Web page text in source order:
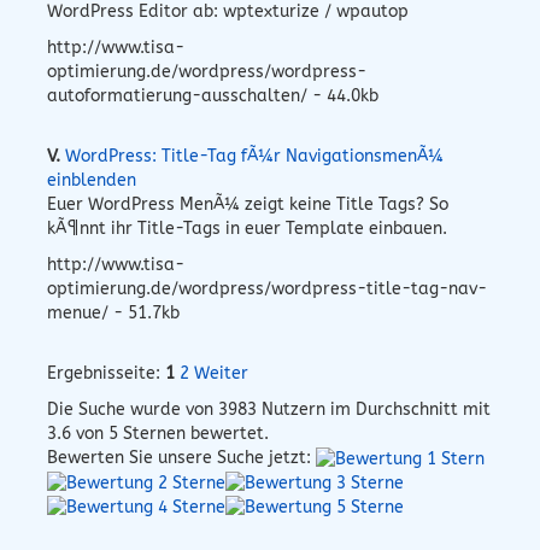
WordPress Editor ab: wptexturize / wpautop
http://www.tisa-
optimierung.de/wordpress/wordpress-
autoformatierung-ausschalten/ - 44.0kb
V. WordPress: Title-Tag fÃ¼r NavigationsmenÃ¼
einblenden
Euer WordPress MenÃ¼ zeigt keine Title Tags? So
kÃ¶nnt ihr Title-Tags in euer Template einbauen.
http://www.tisa-
optimierung.de/wordpress/wordpress-title-tag-nav-
menue/ - 51.7kb
Ergebnisseite: 1 2 Weiter
Die Suche wurde von 3983 Nutzern im Durchschnitt mit
3.6 von 5 Sternen bewertet.
Bewerten Sie unsere Suche jetzt: